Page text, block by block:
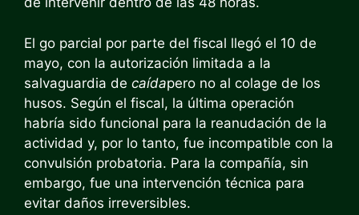
El go parcial por parte del fiscal llegó el 10 de
mayo, con la autorización limitada a la
salvaguardia de caídapero no al colage de los
husos. Según el fiscal, la última operación
habría sido funcional para la reanudación de la
actividad y, por lo tanto, fue incompatible con la
convulsión probatoria. Para la compañía, sin
embargo, fue una intervención técnica para
evitar daños irreversibles.